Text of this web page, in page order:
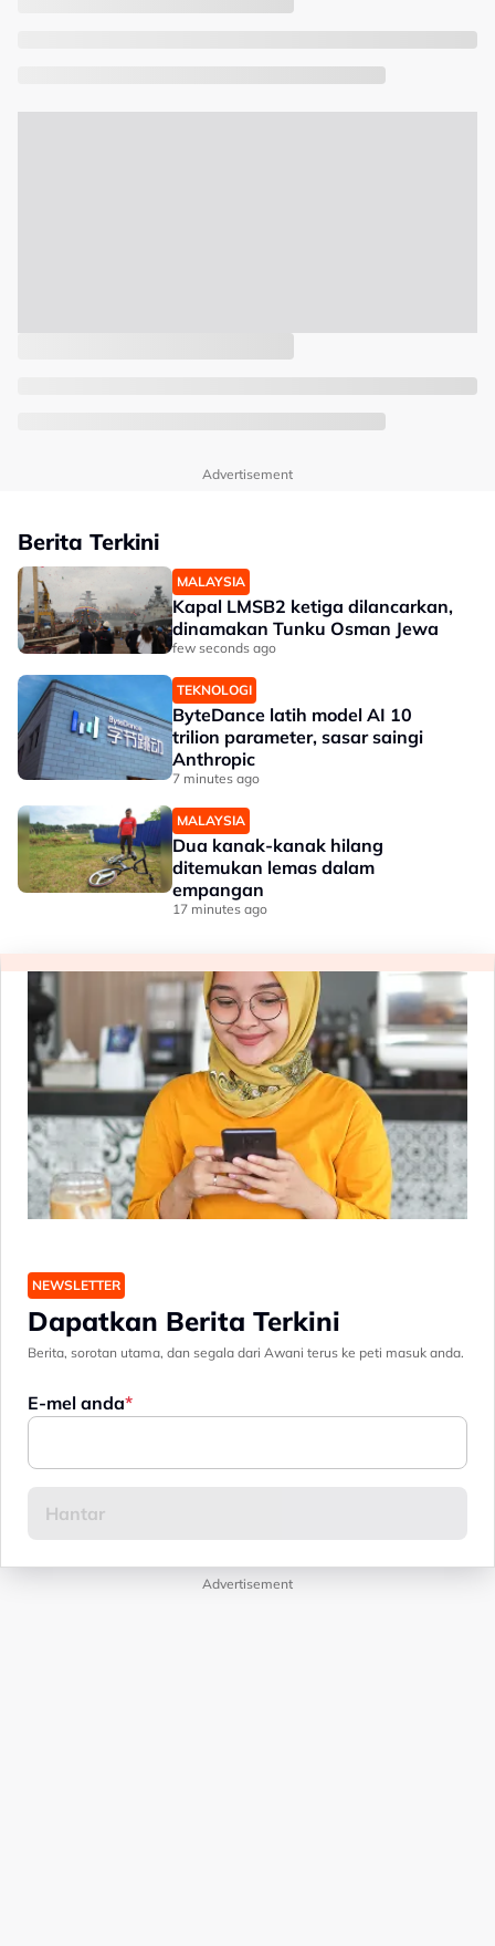
Advertisement
Berita Terkini
MALAYSIA
Kapal LMSB2 ketiga dilancarkan,
dinamakan Tunku Osman Jewa
few seconds ago
TEKNOLOGI
ByteDance latih model AI 10
trilion parameter, sasar saingi
Anthropic
7 minutes ago
MALAYSIA
Dua kanak-kanak hilang
ditemukan lemas dalam
empangan
17 minutes ago
NEWSLETTER
Dapatkan Berita Terkini
Berita, sorotan utama, dan segala dari Awani terus ke peti masuk anda.
E-mel anda
Advertisement